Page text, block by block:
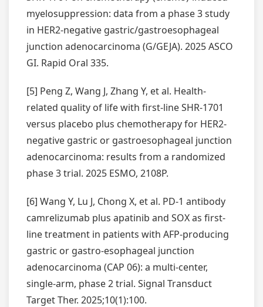
myelosuppression: data from a phase 3 study
in HER2-negative gastric/gastroesophageal
junction adenocarcinoma (G/GEJA). 2025 ASCO
GI. Rapid Oral 335.
[5] Peng Z, Wang J, Zhang Y, et al. Health-
related quality of life with first-line SHR-1701
versus placebo plus chemotherapy for HER2-
negative gastric or gastroesophageal junction
adenocarcinoma: results from a randomized
phase 3 trial. 2025 ESMO, 2108P.
[6] Wang Y, Lu J, Chong X, et al. PD-1 antibody
camrelizumab plus apatinib and SOX as first-
line treatment in patients with AFP-producing
gastric or gastro-esophageal junction
adenocarcinoma (CAP 06): a multi-center,
single-arm, phase 2 trial. Signal Transduct
Target Ther. 2025;10(1):100.